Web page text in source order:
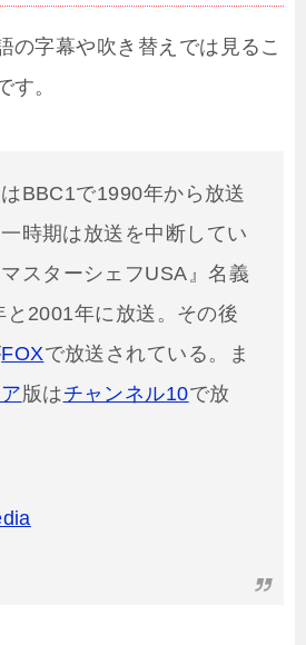
の字幕や吹き替えでは見るこ
す。
BBC1で1990年から放送
時期は放送を中断してい
スターシェフUSA』名義
と2001年に放送。その後
FOXで放送されている。ま
版はチャンネル10で放